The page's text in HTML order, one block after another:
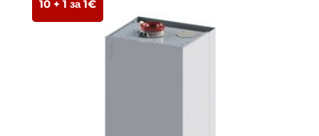
10 + 1 за 1€